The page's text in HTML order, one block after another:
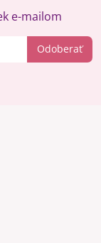
Odoberať
e-mailom